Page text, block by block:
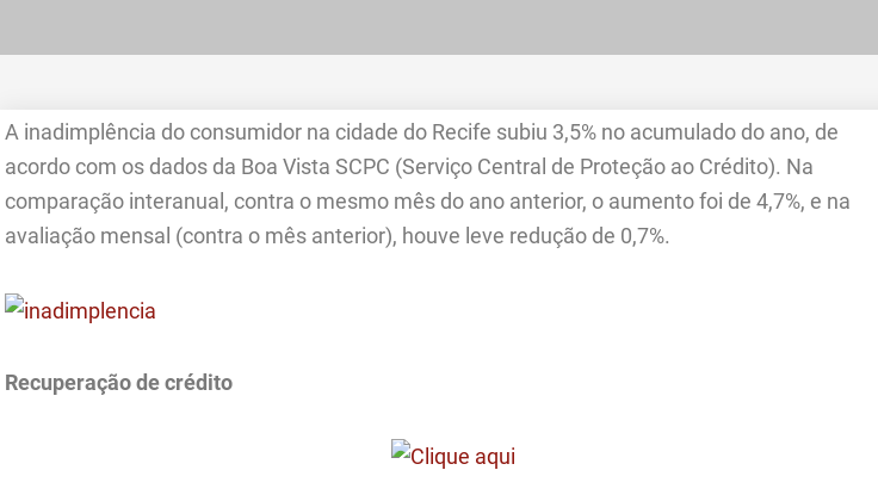
A inadimplência do consumidor na cidade do Recife subiu 3,5% no acumulado do ano, de
acordo com os dados da Boa Vista SCPC (Serviço Central de Proteção ao Crédito). Na
comparação interanual, contra o mesmo mês do ano anterior, o aumento foi de 4,7%, e na
avaliação mensal (contra o mês anterior), houve leve redução de 0,7%.
Recuperação de crédito